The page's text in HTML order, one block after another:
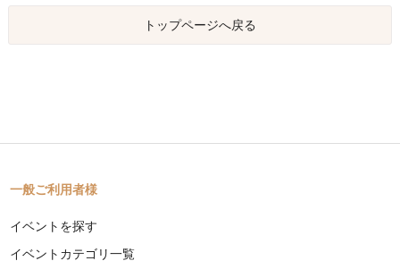
トップページへ戻る
一般ご利用者様
イベントを探す
イベントカテゴリ一覧